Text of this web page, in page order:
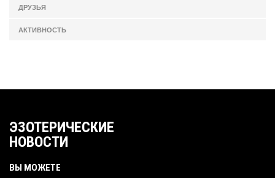
ДРУЗЬЯ
АКТИВНОСТЬ
ЭЗОТЕРИЧЕСКИЕ
НОВОСТИ
ВЫ МОЖЕТЕ